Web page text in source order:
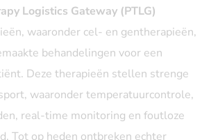
Logistics Gateway (PTLG)
waaronder cel- en gentherapieën,
behandelingen voor een
Deze therapieën stellen strenge
waaronder temperatuurcontrole,
real-time monitoring en foutloze
Tot op heden ontbreken echter